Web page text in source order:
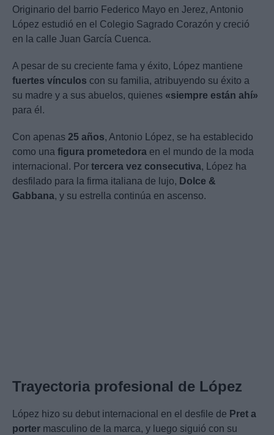
Originario del barrio Federico Mayo en Jerez, Antonio
López estudió en el Colegio Sagrado Corazón y creció
en la calle Juan García Cuenca.
A pesar de su creciente fama y éxito, López mantiene
fuertes vínculos con su familia, atribuyendo su éxito a
su madre y a sus abuelos, quienes «siempre están ahí»
para él.
Con apenas 25 años, Antonio López, se ha establecido
como una figura prometedora en el mundo de la moda
internacional. Por tercera vez consecutiva, López ha
desfilado para la firma italiana de lujo, Dolce &
Gabbana, y su estrella continúa en ascenso.
Trayectoria profesional de López
López hizo su debut internacional en el desfile de Pret a
porter masculino de la marca, y luego siguió con su